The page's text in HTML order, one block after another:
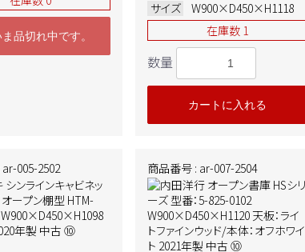
品切れ中です。
板：アッシュドオークD/本体：
サテンブラック 2021年製 中
古 ⑩
サイズ
W900×D450×H1118
在庫数 1
数量
カートに入れる
005-2502 商品番号 : ar-007-2504